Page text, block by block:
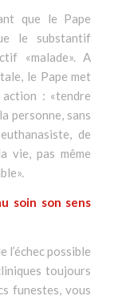
que le Pape
le substantif
«malade». A
le Pape met
: «tendre
personne, sans
de
vie, pas même
».
soin son sens
l’échec possible
toujours
funestes, vous